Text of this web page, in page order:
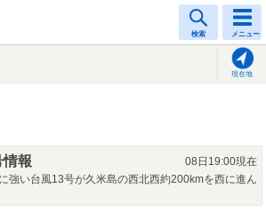
検索 メニュー
現在地
情報
08日19:00現在
強い台風13号が久米島の西北西約200kmを西に進ん